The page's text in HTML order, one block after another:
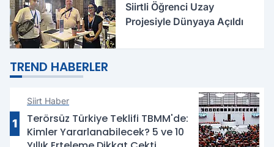
Siirtli Öğrenci Uzay
Projesiyle Dünyaya Açıldı
TREND HABERLER
1
Siirt Haber
Terörsüz Türkiye Teklifi TBMM'de:
Kimler Yararlanabilecek? 5 ve 10